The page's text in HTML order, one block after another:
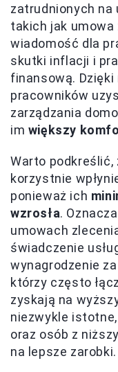
zatrudnionych na
takich jak umowa
wiadomość dla
skutki inflacji i
finansową.
pracowników
zarządzania
im większy
Warto
korzystnie
ponieważ ich
wzrosła.
umowach
świadczenie
wynagrodzenie
którzy często
zyskają na
niezwykle
oraz osób z
na lepsze zarobki.